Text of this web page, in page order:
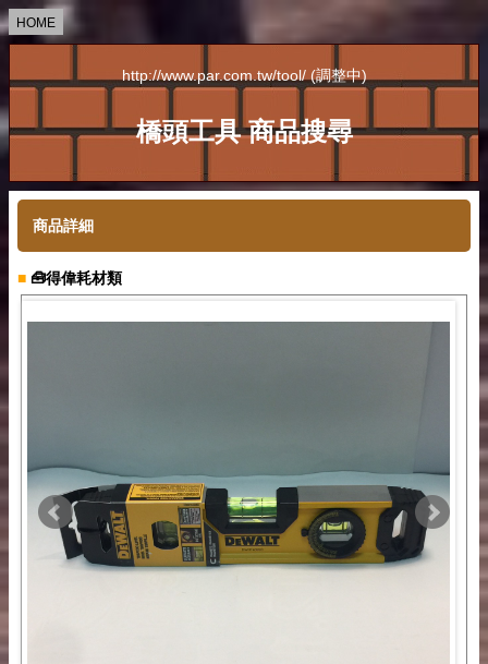
HOME
http://www.par.com.tw/tool/ (調整中)
橋頭工具 商品搜尋
商品詳細
■ 🧰得偉耗材類